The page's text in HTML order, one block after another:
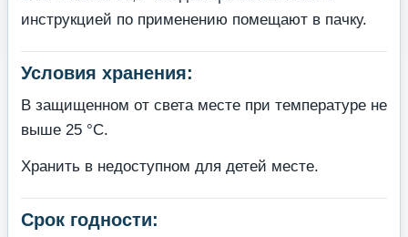
инструкцией по применению помещают в пачку.
Условия хранения:
В защищенном от света месте при температуре не
выше 25 °С.
Хранить в недоступном для детей месте.
Срок годности: